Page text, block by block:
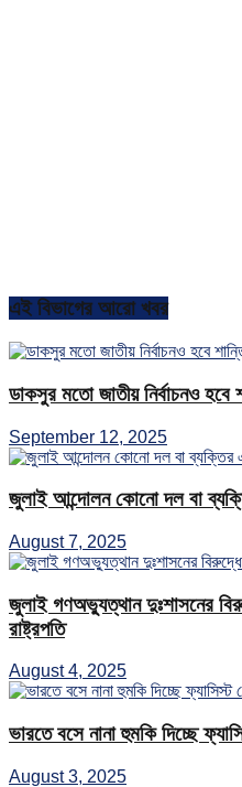
এই বিভাগের আরো খবর
ডাকসুর মতো জাতীয় নির্বাচনও হবে
September 12, 2025
জুলাই আন্দোলন কোনো দল বা
August 7, 2025
জুলাই গণঅভ্যুত্থান দুঃশাসনের
রাষ্ট্রপতি
August 4, 2025
ভারতে বসে নানা হুমকি দিচ্ছে
August 3, 2025